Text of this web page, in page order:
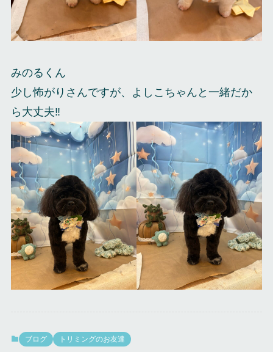
みのるくん
少し怖がりさんですが、よしこちゃんと一緒だか
ら大丈夫‼️
ブログ トリミングのお友達